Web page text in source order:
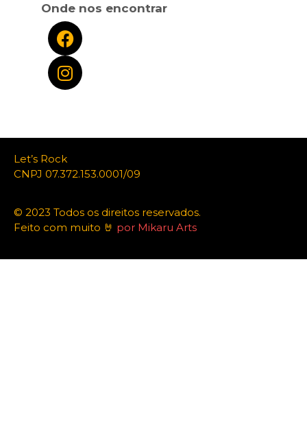
Onde nos encontrar
Let’s Rock
CNPJ 07.372.153.0001/09
© 2023 Todos os direitos reservados.
Feito com muito 🤘 por Mikaru Arts